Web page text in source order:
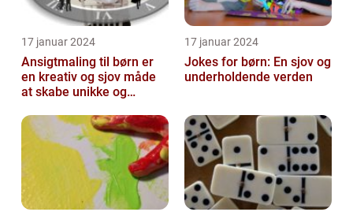
17 januar 2024
Ansigtmaling til børn er
en kreativ og sjov måde
at skabe unikke og
17 januar 2024
Jokes for børn: En sjov og
underholdende verden